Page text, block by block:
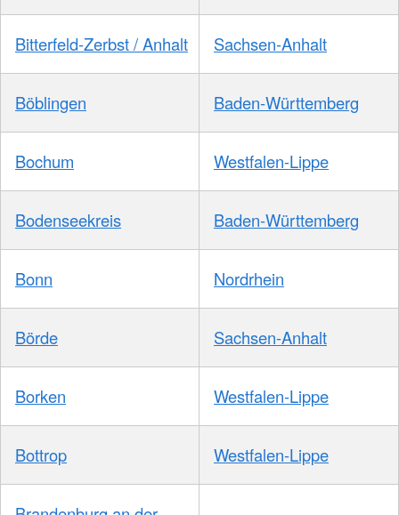
Bitterfeld-Zerbst / Anhalt Sachsen-Anhalt
Böblingen Baden-Württemberg
Bochum Westfalen-Lippe
Bodenseekreis Baden-Württemberg
Bonn Nordrhein
Börde Sachsen-Anhalt
Borken Westfalen-Lippe
Bottrop Westfalen-Lippe